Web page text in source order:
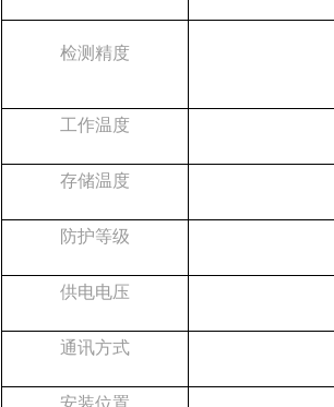
检测精度
工作温度
存储温度
防护等级
供电电压
通讯方式
安装位置